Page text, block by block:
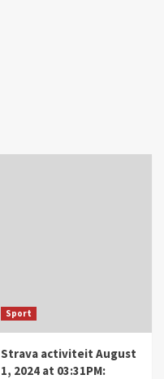
Sport
Strava activiteit August
1, 2024 at 03:31PM: